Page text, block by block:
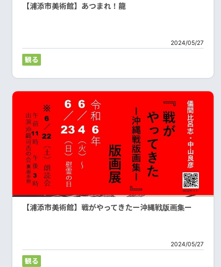
【浦添市美術館】あつまれ！龍
2024/05/27
観る
【浦添市美術館】戦がやってきたー沖縄戦版画集ー
2024/05/27
観る